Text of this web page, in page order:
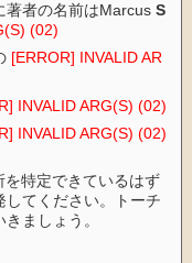
著者の名前はMarcusS
(02)
[ERROR] INVALID AR
INVALID ARG(S) (02)
INVALID ARG(S) (02)
特定できているはず
してください。トーチ
ましょう。